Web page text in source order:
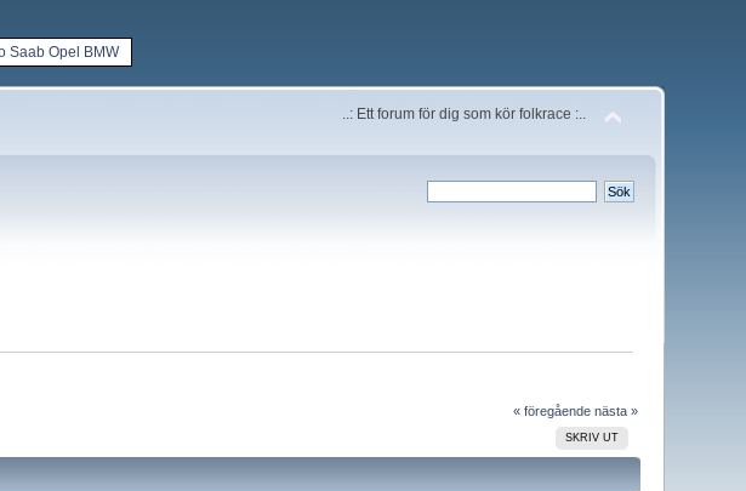
Saab Opel BMW
..: Ett forum för dig som kör folkrace :..
« föregående nästa »
SKRIV UT